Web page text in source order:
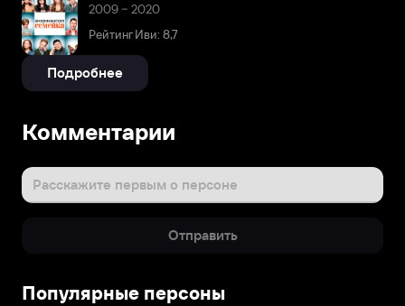
2009 – 2020
Рейтинг Иви: 8,7
Подробнее
Комментарии
Расскажите первым о персоне
Отправить
Популярные персоны